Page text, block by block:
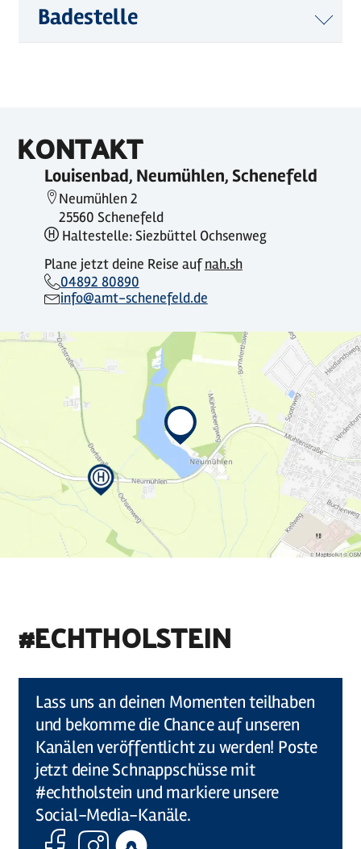
Badestelle
KONTAKT
Louisenbad, Neumühlen, Schenefeld
Neumühlen 2
25560 Schenefeld
Haltestelle: Siezbüttel Ochsenweg
Plane jetzt deine Reise aufnah.sh
04892 80890
info@amt-schenefeld.de
#ECHTHOLSTEIN
Lass uns an deinen Momenten teilhaben
und bekomme die Chance auf unseren
Kanälen veröffentlicht zu werden! Poste
jetzt deine Schnappschüsse mit
#echtholstein und markiere unsere
Social-Media-Kanäle.
FacebookInstagram
Komoot